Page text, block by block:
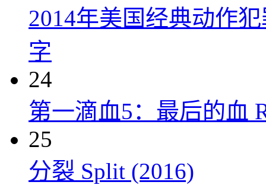
2014年美国经典动作
字
24
第一滴血5：最后的血
25
分裂 Split (2016)